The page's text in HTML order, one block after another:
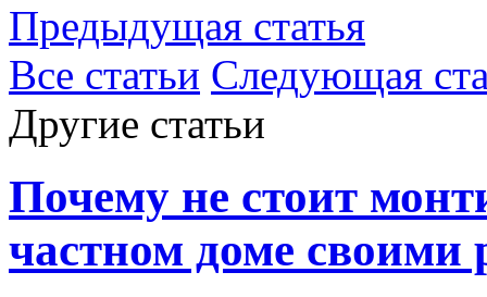
Предыдущая статья
Все статьи Следующая
Другие статьи
Почему не стоит
частном доме своими